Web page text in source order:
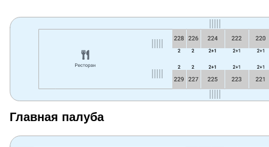
Главная палуба